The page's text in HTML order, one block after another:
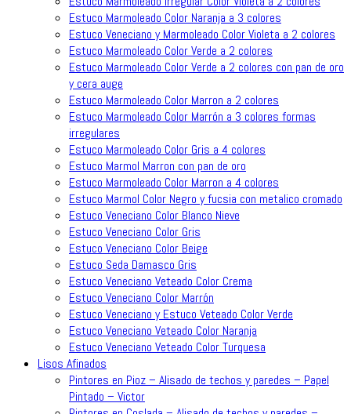
Estuco Marmoleado Color Naranja a 3 colores
Estuco Veneciano y Marmoleado Color Violeta a 2 colores
Estuco Marmoleado Color Verde a 2 colores
Estuco Marmoleado Color Verde a 2 colores con pan de oro
y cera auge
Estuco Marmoleado Color Marron a 2 colores
Estuco Marmoleado Color Marrón a 3 colores formas
irregulares
Estuco Marmoleado Color Gris a 4 colores
Estuco Marmol Marron con pan de oro
Estuco Marmoleado Color Marron a 4 colores
Estuco Marmol Color Negro y fucsia con metalico cromado
Estuco Veneciano Color Blanco Nieve
Estuco Veneciano Color Gris
Estuco Veneciano Color Beige
Estuco Seda Damasco Gris
Estuco Veneciano Veteado Color Crema
Estuco Veneciano Color Marrón
Estuco Veneciano y Estuco Veteado Color Verde
Estuco Veneciano Veteado Color Naranja
Estuco Veneciano Veteado Color Turquesa
Lisos Afinados
Pintores en Pioz – Alisado de techos y paredes – Papel
Pintado – Victor